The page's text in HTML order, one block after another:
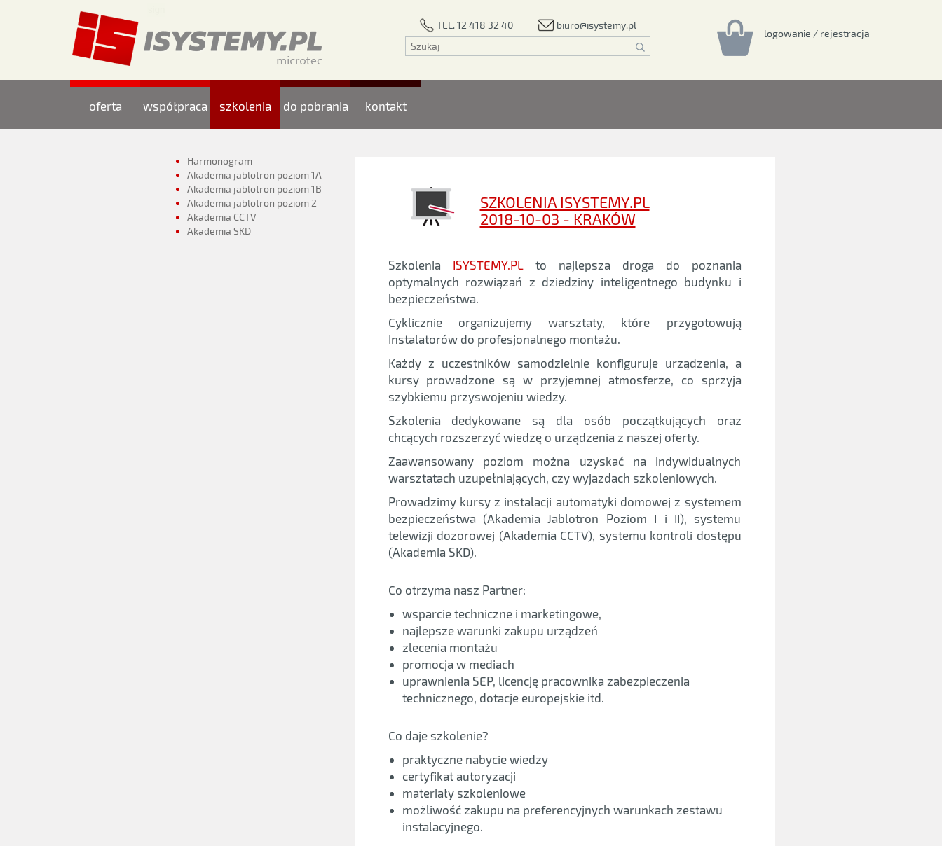
TEL. 12 418 32 40 biuro@isystemy.pl
logowanie / rejestracja
oferta współpraca szkolenia do pobrania kontakt
Harmonogram
Akademia jablotron poziom 1A
Akademia jablotron poziom 1B
Akademia jablotron poziom 2
Akademia CCTV
Akademia SKD
SZKOLENIA ISYSTEMY.PL
2018-10-03 - KRAKÓW
Szkolenia ISYSTEMY.PLto najlepsza droga do poznania
optymalnych rozwiązań z dziedziny inteligentnego budynku i
bezpieczeństwa.
Cyklicznie organizujemy warsztaty, które przygotowują
Instalatorów do profesjonalnego montażu.
Każdy z uczestników samodzielnie konfiguruje urządzenia, a
kursy prowadzone są w przyjemnej atmosferze, co sprzyja
szybkiemu przyswojeniu wiedzy.
Szkolenia dedykowane są dla osób początkujących oraz
chcących rozszerzyć wiedzę o urządzenia z naszej oferty.
Zaawansowany poziom można uzyskać na indywidualnych
warsztatach uzupełniających, czy wyjazdach szkoleniowych.
Prowadzimy kursy z instalacji automatyki domowej z systemem
bezpieczeństwa (Akademia Jablotron Poziom I i II), systemu
telewizji dozorowej (Akademia CCTV), systemu kontroli dostępu
(Akademia SKD).
Co otrzyma nasz Partner:
wsparcie techniczne i marketingowe,
najlepsze warunki zakupu urządzeń
zlecenia montażu
promocja w mediach
uprawnienia SEP, licencję pracownika zabezpieczenia
technicznego, dotacje europejskie itd.
Co daje szkolenie?
praktyczne nabycie wiedzy
certyfikat autoryzacji
materiały szkoleniowe
możliwość zakupu na preferencyjnych warunkach zestawu
instalacyjnego.